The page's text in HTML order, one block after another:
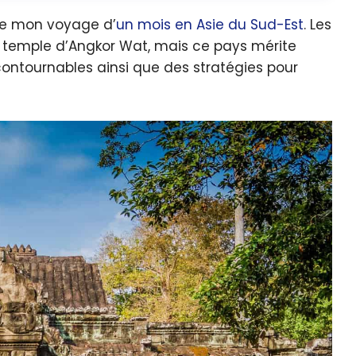
mon voyage d’un mois en Asie du Sud-Est. Les
d’Angkor Wat, mais ce pays mérite
ainsi que des stratégies pour